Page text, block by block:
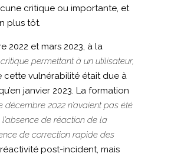
critique ou importante, et
plus tôt.
2022 et mars 2023, à la
permettant à un utilisateur,
cette vulnérabilité était due à
janvier 2023. La formation
2022 n’avaient pas été
l’absence de réaction de la
de correction rapide des
post-incident, mais